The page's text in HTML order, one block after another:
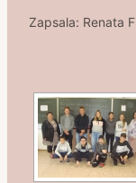
Zapsala: Renata